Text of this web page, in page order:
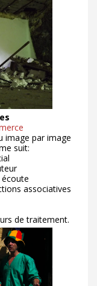
image par image
suit:
associatives
de traitement.